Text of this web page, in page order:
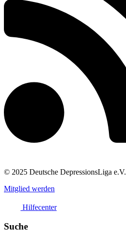
© 2025 Deutsche DepressionsLiga e.V.
Mitglied werden
Hilfecenter
Suche